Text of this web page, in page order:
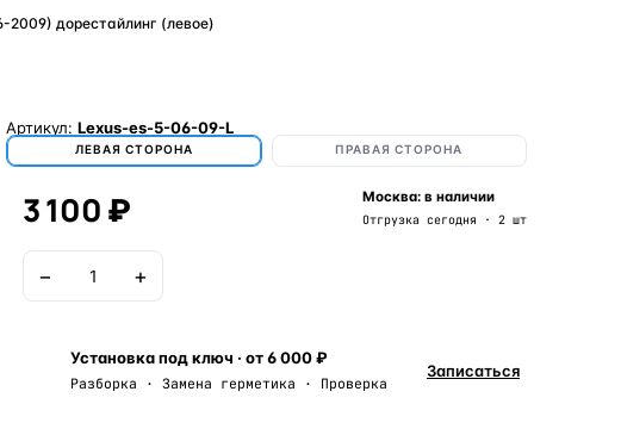
2009) дорестайлинг (левое)
Артикул: Lexus-es-5-06-09-L
ЛЕВАЯ СТОРОНА ПРАВАЯ СТОРОНА
3 100 ₽ Москва: в наличии
Отгрузка сегодня · 2 шт
− +
Установка под ключ · от 6 000 ₽
Разборка · Замена герметика · Проверка
Записаться